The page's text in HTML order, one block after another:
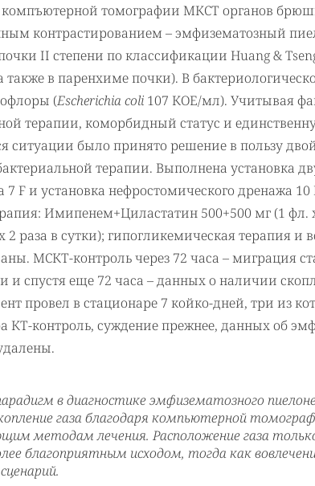
томографии МКСТ органов
контрастированием – эмфизематозный
II степени по классификации Huang &
также в паренхиме почки). В
(Escherichia coli 107 КОЕ/мл). Учитывая
терапии, коморбидный статус и
было принято решение в пользу
терапии. Выполнена установка
F и установка нефростомического дренажа
Имипенем+Циластатин 500+500 мг (1 фл.
раза в сутки); гипогликемическая терапия и
МСКТ-контроль через 72 часа – миграция
и спустя еще 72 часа – данных о наличии
провел в стационаре 7 койко-дней, три из
КТ-контроль, суждение прежнее, данных об
в диагностике эмфизематозного
газа благодаря компьютерной
методам лечения. Расположение газа
благоприятным исходом, тогда как